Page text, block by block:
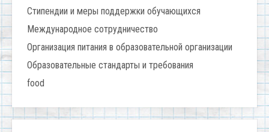
Стипендии и меры поддержки обучающихся
Международное сотрудничество
Организация питания в образовательной организации
Образовательные стандарты и требования
food